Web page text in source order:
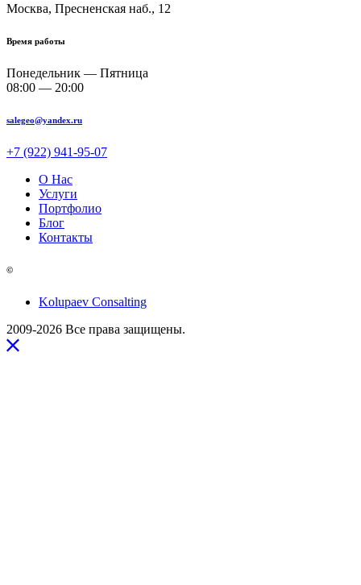
Москва, Пресненская наб., 12
Время работы
Понедельник — Пятница
08:00 — 20:00
salegeo@yandex.ru
+7 (922) 941-95-07
О Нас
Услуги
Портфолио
Блог
Контакты
©
Kolupaev Consalting
2009-2026 Все права защищены.